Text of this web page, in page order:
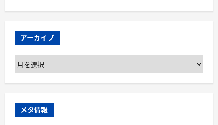
アーカイブ
ア
ー
カ
ブ
メタ情報